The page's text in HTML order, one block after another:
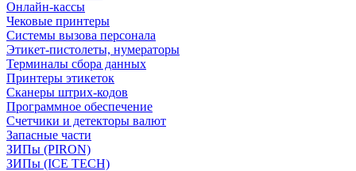
Онлайн-кассы
Чековые принтеры
Системы вызова персонала
Этикет-пистолеты, нумераторы
Терминалы сбора данных
Принтеры этикеток
Сканеры штрих-кодов
Программное обеспечение
Счетчики и детекторы валют
Запасные части
ЗИПы (PIRON)
ЗИПы (ICE TECH)